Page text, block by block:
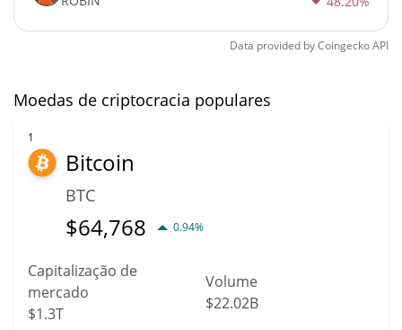
Data provided byCoingeckoAPI
Moedas de criptocracia populares
1
Bitcoin
BTC
$64,768 0.94%
Capitalização de
mercado
$1.3T
Volume
$22.02B